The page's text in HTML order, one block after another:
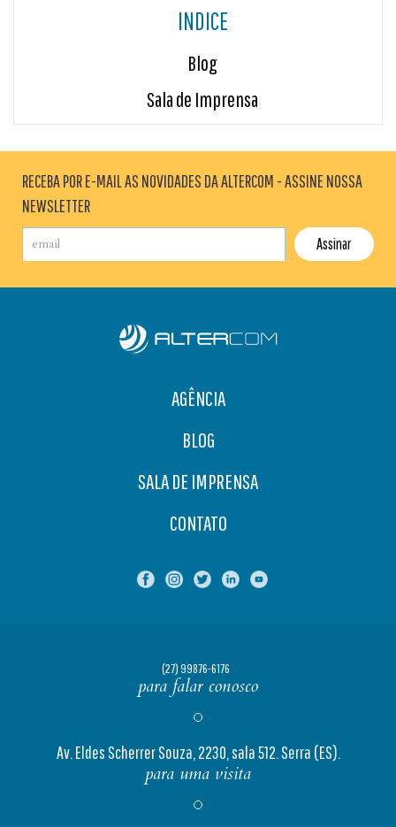
INDICE
Blog
Sala de Imprensa
RECEBA POR E-MAIL AS NOVIDADES DA ALTERCOM - ASSINE NOSSA
NEWSLETTER
AGÊNCIA
BLOG
SALA DE IMPRENSA
CONTATO
(27) 99876-6176
para falar conosco
Av. Eldes Scherrer Souza, 2230, sala 512. Serra (ES).
para uma visita